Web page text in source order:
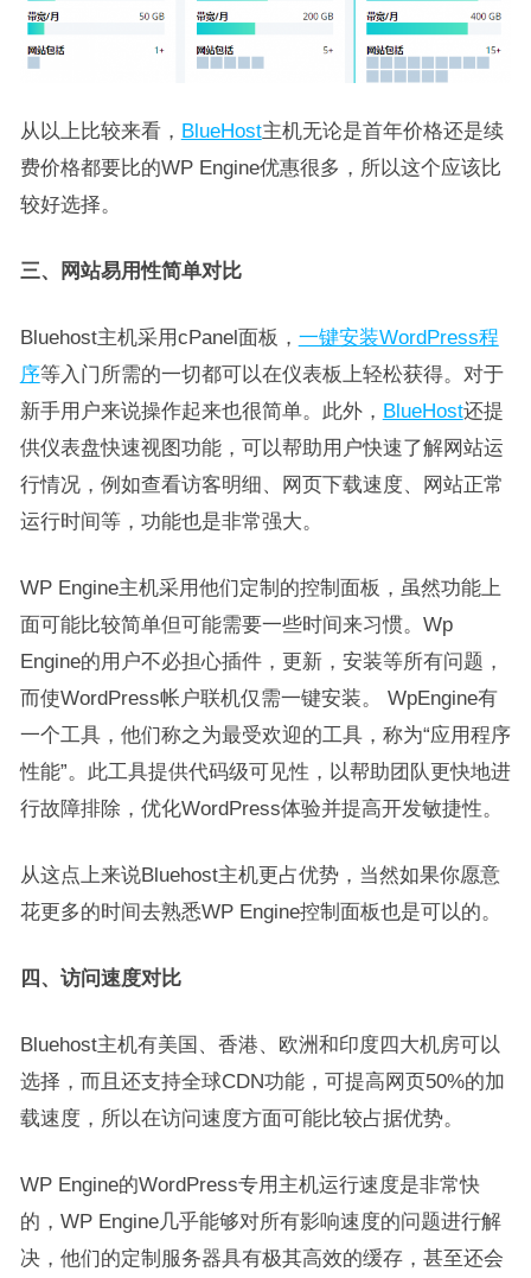
从以上比较来看， BlueHost主机无论是首年价格还是续
费价格都要比的WP Engine优惠很多，所以这个应该比
较好选择。
三、网站易用性简单对比
Bluehost主机采用cPanel面板， 一键安装WordPress程
序等入门所需的一切都可以在仪表板上轻松获得。对于
新手用户来说操作起来也很简单。此外， BlueHost还提
供仪表盘快速视图功能，可以帮助用户快速了解网站运
行情况，例如查看访客明细、网页下载速度、网站正常
运行时间等，功能也是非常强大。
WP Engine主机采用他们定制的控制面板，虽然功能上
面可能比较简单但可能需要一些时间来习惯。Wp
Engine的用户不必担心插件，更新，安装等所有问题，
而使WordPress帐户联机仅需一键安装。 WpEngine有
一个工具，他们称之为最受欢迎的工具，称为“应用程序
性能”。此工具提供代码级可见性，以帮助团队更快地进
行故障排除，优化WordPress体验并提高开发敏捷性。
从这点上来说Bluehost主机更占优势，当然如果你愿意
花更多的时间去熟悉WP Engine控制面板也是可以的。
四、访问速度对比
Bluehost主机有美国、香港、欧洲和印度四大机房可以
选择，而且还支持全球CDN功能，可提高网页50%的加
载速度，所以在访问速度方面可能比较占据优势。
WP Engine的WordPress专用主机运行速度是非常快
的，WP Engine几乎能够对所有影响速度的问题进行解
决，他们的定制服务器具有极其高效的缓存，甚至还会